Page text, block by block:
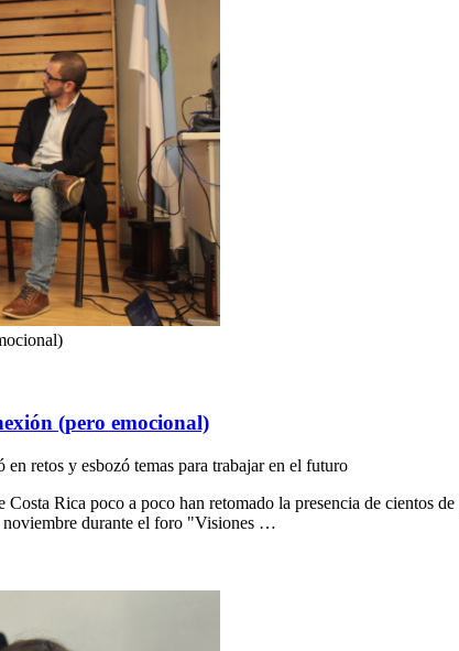
(pero emocional)
retos y esbozó temas para trabajar en el futuro
Rica poco a poco han retomado la presencia de cientos
noviembre durante el foro "Visiones …